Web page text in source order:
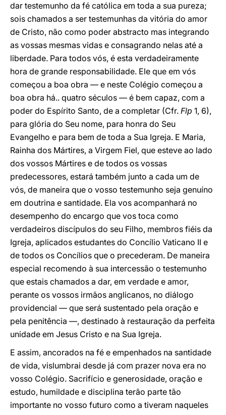
dar testemunho da fé católica em toda a sua pureza;
sois chamados a ser testemunhas da vitória do amor
de Cristo, não como poder abstracto mas integrando
as vossas mesmas vidas e consagrando nelas até a
liberdade. Para todos vós, é esta verdadeiramente
hora de grande responsabilidade. Ele que em vós
começou a boa obra — e neste Colégio começou a
boa obra há.. quatro séculos — é bem capaz, com a
poder do Espírito Santo, de a completar (Cfr. Flp 1, 6),
para glória do Seu nome, para honra do Seu
Evangelho e para bem de toda a Sua Igreja. E Maria,
Rainha dos Mártires, a Virgem Fiel, que esteve ao lado
dos vossos Mártires e de todos os vossas
predecessores, estará também junto a cada um de
vós, de maneira que o vosso testemunho seja genuíno
em doutrina e santidade. Ela vos acompanhará no
desempenho do encargo que vos toca como
verdadeiros discípulos do seu Filho, membros fiéis da
Igreja, aplicados estudantes do Concílio Vaticano II e
de todos os Concílios que o precederam. De maneira
especial recomendo à sua intercessão o testemunho
que estais chamados a dar, em verdade e amor,
perante os vossos irmãos anglicanos, no diálogo
providencial — que será sustentado pela oração e
pela penitência —, destinado à restauração da perfeita
unidade em Jesus Cristo e na Sua Igreja.
E assim, ancorados na fé e empenhados na santidade
de vida, vislumbrai desde já com prazer nova era no
vosso Colégio. Sacrifício e generosidade, oração e
estudo, humildade e disciplina terão parte tão
importante no vosso futuro como a tiveram naqueles